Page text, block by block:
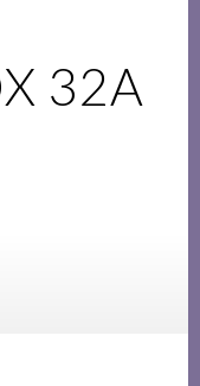
32A